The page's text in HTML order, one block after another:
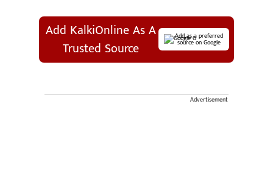
Add KalkiOnline As A
Trusted Source
Add as a preferred
source on Google
Advertisement